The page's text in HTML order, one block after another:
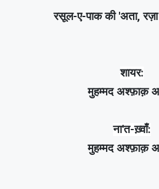
रसूल-ए-पाक की 'अता, रज़ा
शायर:
मुहम्मद अश्फ़ाक़
ना'त-ख़्वाँ:
मुहम्मद अश्फ़ाक़